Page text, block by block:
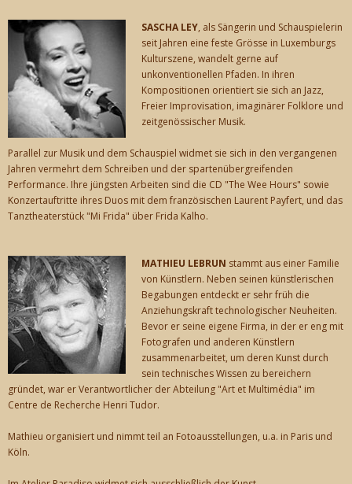
SASCHA LEY, als Sängerin und Schauspielerin
seit Jahren eine feste Grösse in Luxemburgs
Kulturszene, wandelt gerne auf
unkonventionellen Pfaden. In ihren
Kompositionen orientiert sie sich an Jazz,
Freier Improvisation, imaginärer Folklore und
zeitgenössischer Musik.
Parallel zur Musik und dem Schauspiel widmet sie sich in den vergangenen
Jahren vermehrt dem Schreiben und der spartenübergreifenden
Performance. Ihre jüngsten Arbeiten sind die CD "The Wee Hours" sowie
Konzertauftritte ihres Duos mit dem französischen Laurent Payfert, und das
Tanztheaterstück "Mi Frida" über Frida Kalho.
MATHIEU LEBRUN stammt aus einer Familie
von Künstlern. Neben seinen künstlerischen
Begabungen entdeckt er sehr früh die
Anziehungskraft technologischer Neuheiten.
Bevor er seine eigene Firma, in der er eng mit
Fotografen und anderen Künstlern
zusammenarbeitet, um deren Kunst durch
sein technisches Wissen zu bereichern
gründet, war er Verantwortlicher der Abteilung "Art et Multimédia" im
Centre de Recherche Henri Tudor.
Mathieu organisiert und nimmt teil an Fotoausstellungen, u.a. in Paris und
Köln.